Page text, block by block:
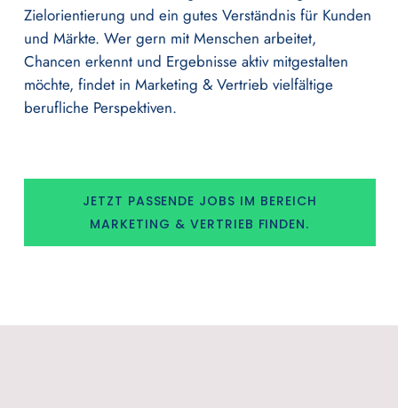
Zielorientierung und ein gutes Verständnis für Kunden
und Märkte. Wer gern mit Menschen arbeitet,
Chancen erkennt und Ergebnisse aktiv mitgestalten
möchte, findet in Marketing & Vertrieb vielfältige
berufliche Perspektiven.
JETZT PASSENDE JOBS IM BEREICH
MARKETING & VERTRIEB FINDEN.